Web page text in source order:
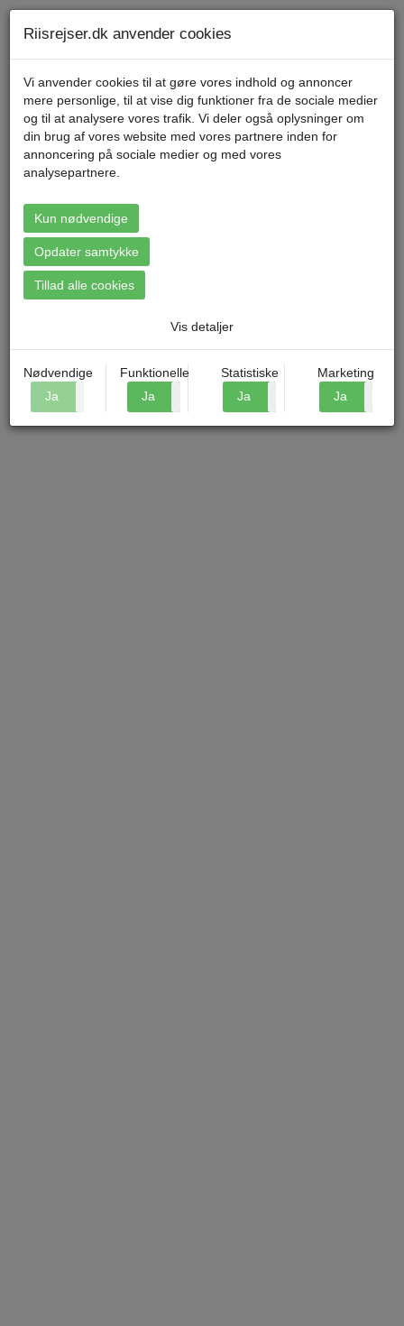
Menu
Booking: Prag - Julemarkeder
Riisrejser.dk anvender cookies
Vi anvender cookies til at gøre vores indhold og annoncer
mere personlige, til at vise dig funktioner fra de sociale medier
og til at analysere vores trafik. Vi deler også oplysninger om
din brug af vores website med vores partnere inden for
annoncering på sociale medier og med vores
analysepartnere.
Kun nødvendige
Opdater samtykke
Tillad alle cookies
Vis detaljer
Nødvendige
Ja
Funktionelle
Ja
Statistiske
Ja
Marketing
Ja